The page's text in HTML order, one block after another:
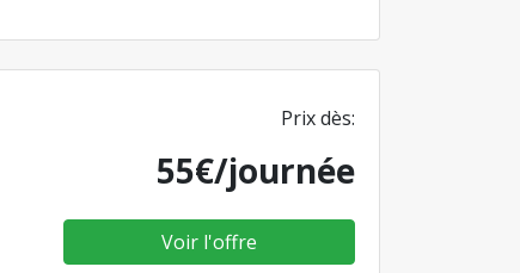
Prix dès:
55€/journée
Voir l'offre